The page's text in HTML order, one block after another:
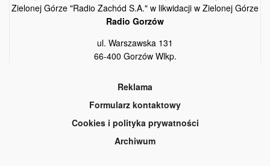
Zielonej Górze "Radio Zachód S.A." w likwidacji w Zielonej Górze
Radio Gorzów
ul. Warszawska 131
66-400 Gorzów Wlkp.
Reklama
Formularz kontaktowy
Cookies i polityka prywatności
Archiwum